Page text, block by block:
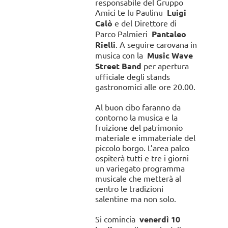
responsabile del Gruppo
Amici te lu Paulinu Luigi
Calò e del Direttore di
Parco Palmieri Pantaleo
Rielli. A seguire carovana in
musica con la Music Wave
Street Band per apertura
ufficiale degli stands
gastronomici alle ore 20.00.
Al buon cibo faranno da
contorno la musica e la
fruizione del patrimonio
materiale e immateriale del
piccolo borgo. L’area palco
ospiterà tutti e tre i giorni
un variegato programma
musicale che metterà al
centro le tradizioni
salentine ma non solo.
Si cominciavenerdì 10